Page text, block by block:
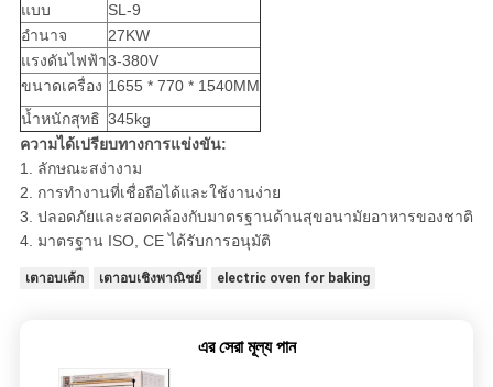
แบบ
SL-9
อำนาจ
27KW
แรงดันไฟฟ้า3-380V
ขนาดเครื่อง 1655 * 770 * 1540MM
น้ำหนักสุทธิ 345kg
ความได้เปรียบทางการแข่งขัน:
1. ลักษณะสง่างาม
2. การทำงานที่เชื่อถือได้และใช้งานง่าย
3. ปลอดภัยและสอดคล้องกับมาตรฐานด้านสุขอนามัยอาหารของชาติ
4. มาตรฐาน ISO, CE ได้รับการอนุมัติ
เตาอบเค้ก เตาอบเชิงพาณิชย์ electric oven for baking
এর সেরা মূল্য পান